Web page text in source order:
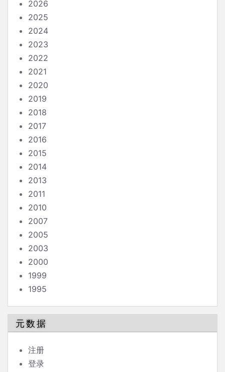
2026
2025
2024
2023
2022
2021
2020
2019
2018
2017
2016
2015
2014
2013
2011
2010
2007
2005
2003
2000
1999
1995
元数据
注册
登录